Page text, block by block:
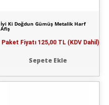
İyi Ki Doğdun Gümüş Metalik Harf
Afiş
Paket Fiyatı 125,00 TL (KDV Dahil)
Sepete Ekle